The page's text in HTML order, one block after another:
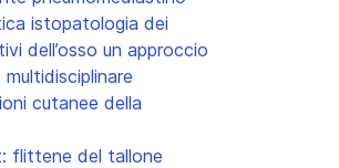
istopatologia dei
dell’osso un approccio
cutanee della
flittene del tallone